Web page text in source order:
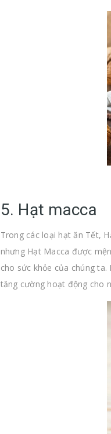
5. Hạt macca
Trong các loại hạt ăn Tết,
nhưng Hạt Macca được
cho sức khỏe của chúng
tăng cường hoạt động cho